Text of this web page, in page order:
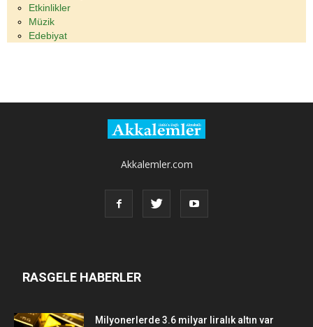
Etkinlikler
Müzik
Edebiyat
Akkalemler.com
RASGELE HABERLER
Milyonerlerde 3.6 milyar liralık altın var